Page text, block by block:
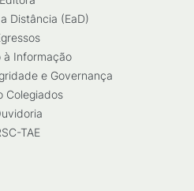
Distância (EaD)
à Informação
e Governança
Colegiados
TAE